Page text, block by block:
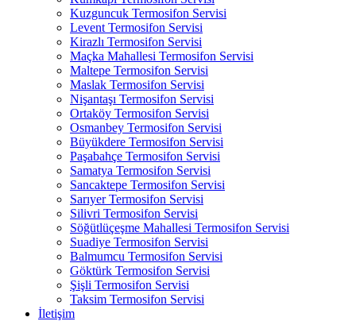
Kuzguncuk Termosifon Servisi
Levent Termosifon Servisi
Kirazlı Termosifon Servisi
Maçka Mahallesi Termosifon Servisi
Maltepe Termosifon Servisi
Maslak Termosifon Servisi
Nişantaşı Termosifon Servisi
Ortaköy Termosifon Servisi
Osmanbey Termosifon Servisi
Büyükdere Termosifon Servisi
Paşabahçe Termosifon Servisi
Samatya Termosifon Servisi
Sancaktepe Termosifon Servisi
Sarıyer Termosifon Servisi
Silivri Termosifon Servisi
Söğütlüçeşme Mahallesi Termosifon Servisi
Suadiye Termosifon Servisi
Balmumcu Termosifon Servisi
Göktürk Termosifon Servisi
Şişli Termosifon Servisi
Taksim Termosifon Servisi
İletişim